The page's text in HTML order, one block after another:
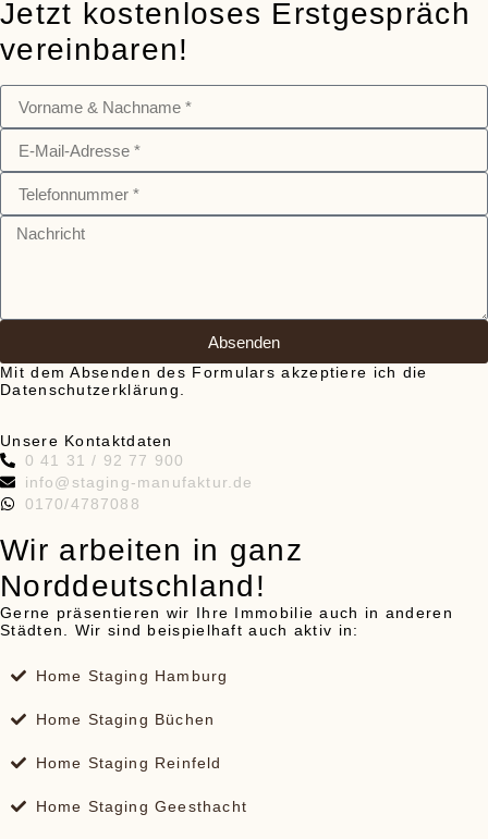
Jetzt kostenloses Erstgespräch
vereinbaren!
Absenden
Mit dem Absenden des Formulars akzeptiere ich die
Datenschutzerklärung.
Unsere Kontaktdaten
0 41 31 / 92 77 900
info@staging-manufaktur.de
0170/4787088
Wir arbeiten in ganz
Norddeutschland!
Gerne präsentieren wir Ihre Immobilie auch in anderen
Städten. Wir sind beispielhaft auch aktiv in:
Home Staging Hamburg
Home Staging Büchen
Home Staging Reinfeld
Home Staging Geesthacht